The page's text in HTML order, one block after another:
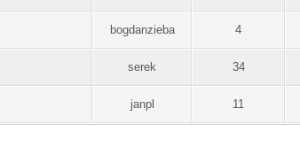
bogdanzieba 4
serek 34
janpl 11